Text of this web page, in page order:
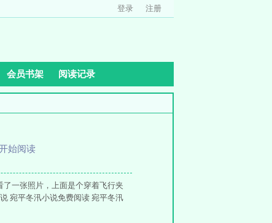
登录 注册
会员书架 阅读记录
始阅读
一张照片，上面是个穿着飞行夹
宛平冬汛小说免费阅读 宛平冬汛